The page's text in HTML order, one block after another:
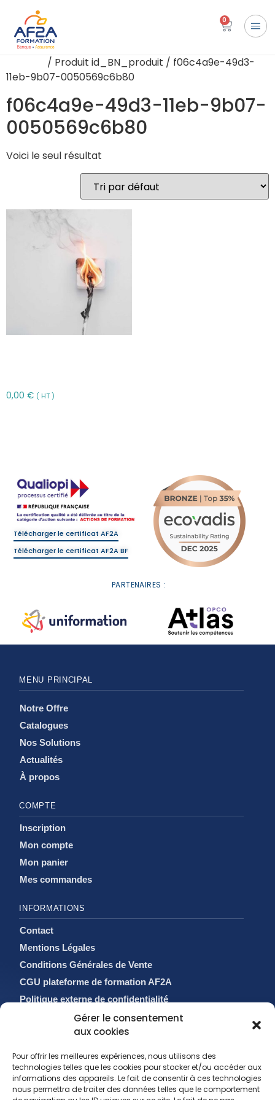
Gérer le consentement
aux cookies
Pour offrir les meilleures expériences, nous utilisons des
technologies telles que les cookies pour stocker et/ou accéder aux
informations des appareils. Le fait de consentir à ces technologies
nous permettra de traiter des données telles que le comportement
0
/ Produit id_BN_produit / f06c4a9e-49d3-
11eb-9b07-0050569c6b80
f06c4a9e-49d3-11eb-9b07-
0050569c6b80
Voici le seul résultat
0,00 € ( HT )
Télécharger le certificat AF2A
Télécharger le certificat AF2A BF
PARTENAIRES :
INFORMATIONS
Contact
Mentions Légales
Conditions Générales de Vente
CGU plateforme de formation AF2A
Politique externe de confidentialité
Politique de cookies (EU)
MENU PRINCIPAL
Notre Offre
Catalogues
Nos Solutions
Actualités
À propos
COMPTE
Inscription
Mon compte
Mon panier
Mes commandes